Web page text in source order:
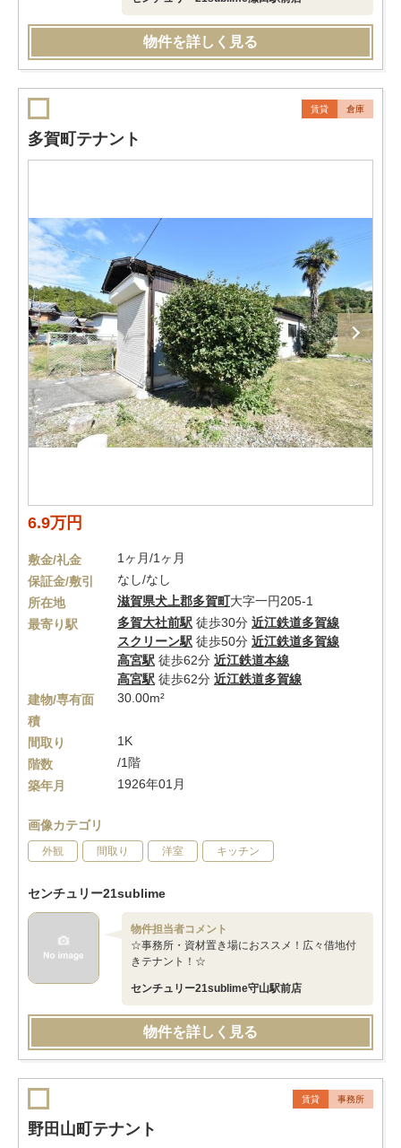
物件を詳しく見る
賃貸 倉庫
多賀町テナント
6.9万円
敷金/礼金
1ヶ月/1ヶ月
保証金/敷引
なし/なし
所在地
滋賀県犬上郡多賀町大字一円205-1
最寄り駅
多賀大社前駅 徒歩30分 近江鉄道多賀線
スクリーン駅 徒歩50分 近江鉄道多賀線
高宮駅 徒歩62分 近江鉄道本線
高宮駅 徒歩62分 近江鉄道多賀線
建物/専有面
積
30.00m²
間取り
1K
階数
/1階
築年月
1926年01月
画像カテゴリ
外観 間取り 洋室 キッチン
センチュリー21sublime
物件担当者コメント
☆事務所・資材置き場におススメ！広々借地付
きテナント！☆
センチュリー21sublime守山駅前店
物件を詳しく見る
賃貸 事務所
野田山町テナント